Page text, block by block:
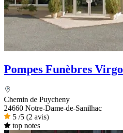
Pompes Funèbres Virgo
Chemin de Puycheny
24660 Notre-Dame-de-Sanilhac
5 /5 (2 avis)
top notes